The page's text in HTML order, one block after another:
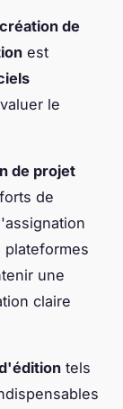
création de
est
le
de projet
de
une
claire
tels